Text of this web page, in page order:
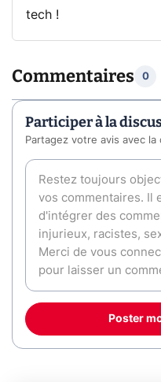
tech !
Commentaires 0
Participer à la
Partagez votre avis avec la
Poster